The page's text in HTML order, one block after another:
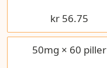
kr 56.75
50mg × 60 piller